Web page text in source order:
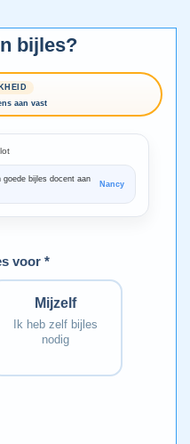
bijles?
aan vast
goede bijles docent aan
Nancy
voor *
Mijzelf
Ik heb zelf bijles
nodig